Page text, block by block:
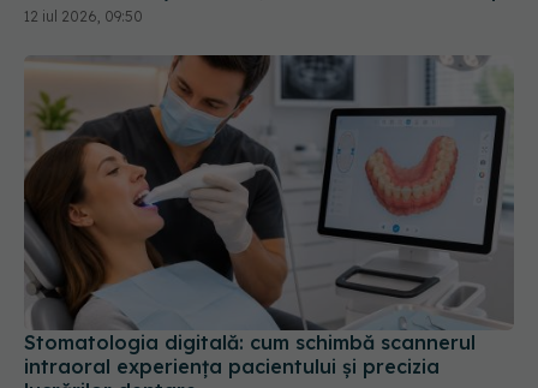
Stomatologia digitală: cum schimbă scannerul
intraoral experiența pacientului și precizia
lucrărilor dentare
01 iul 2026, 12:07